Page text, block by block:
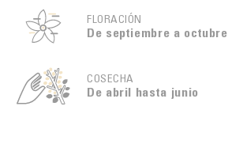
FLORACIÓN
De septiembre a octubre
COSECHA
De abril hasta junio